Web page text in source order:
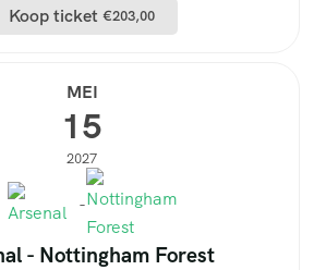
Koop ticket €203,00
MEI
15
2027
-
- Nottingham Forest